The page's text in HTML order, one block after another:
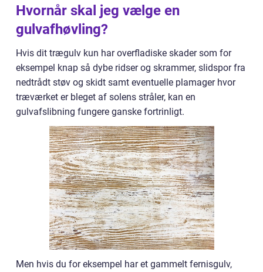
Hvornår skal jeg vælge en
gulvafhøvling?
Hvis dit trægulv kun har overfladiske skader som for
eksempel knap så dybe ridser og skrammer, slidspor fra
nedtrådt støv og skidt samt eventuelle plamager hvor
træværket er bleget af solens stråler, kan en
gulvafslibning fungere ganske fortrinligt.
Men hvis du for eksempel har et gammelt fernisgulv,